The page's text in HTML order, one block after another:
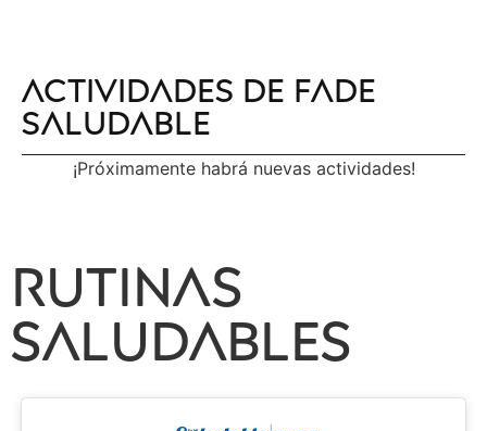
actividades de fade
saludable
¡Próximamente habrá nuevas actividades!
rutinas
saludables